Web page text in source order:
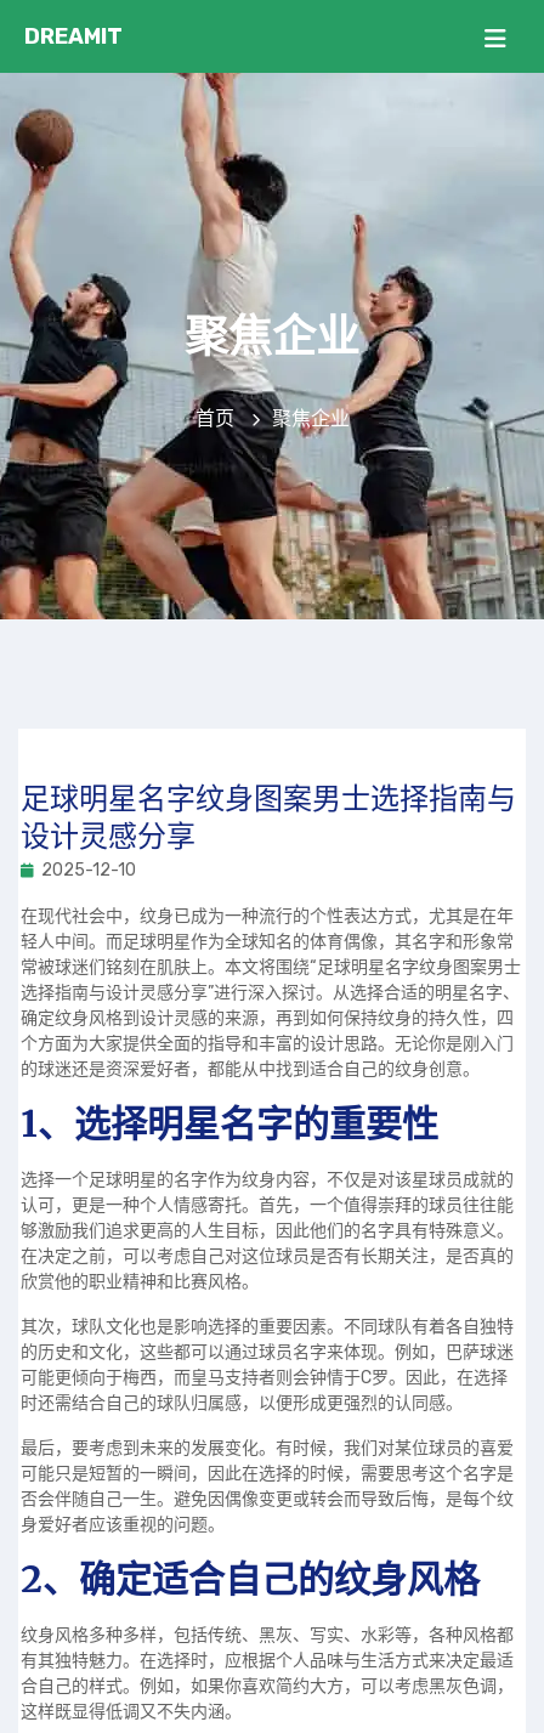
聚焦企业
首页 聚焦企业
足球明星名字纹身图案男士选择指南与
设计灵感分享
2025-12-10
在现代社会中，纹身已成为一种流行的个性表达方式，尤其是在年
轻人中间。而足球明星作为全球知名的体育偶像，其名字和形象常
常被球迷们铭刻在肌肤上。本文将围绕“足球明星名字纹身图案男士
选择指南与设计灵感分享”进行深入探讨。从选择合适的明星名字、
确定纹身风格到设计灵感的来源，再到如何保持纹身的持久性，四
个方面为大家提供全面的指导和丰富的设计思路。无论你是刚入门
的球迷还是资深爱好者，都能从中找到适合自己的纹身创意。
1、选择明星名字的重要性
选择一个足球明星的名字作为纹身内容，不仅是对该星球员成就的
认可，更是一种个人情感寄托。首先，一个值得崇拜的球员往往能
够激励我们追求更高的人生目标，因此他们的名字具有特殊意义。
在决定之前，可以考虑自己对这位球员是否有长期关注，是否真的
欣赏他的职业精神和比赛风格。
其次，球队文化也是影响选择的重要因素。不同球队有着各自独特
的历史和文化，这些都可以通过球员名字来体现。例如，巴萨球迷
可能更倾向于梅西，而皇马支持者则会钟情于C罗。因此，在选择
时还需结合自己的球队归属感，以便形成更强烈的认同感。
最后，要考虑到未来的发展变化。有时候，我们对某位球员的喜爱
可能只是短暂的一瞬间，因此在选择的时候，需要思考这个名字是
否会伴随自己一生。避免因偶像变更或转会而导致后悔，是每个纹
身爱好者应该重视的问题。
2、确定适合自己的纹身风格
纹身风格多种多样，包括传统、黑灰、写实、水彩等，各种风格都
有其独特魅力。在选择时，应根据个人品味与生活方式来决定最适
合自己的样式。例如，如果你喜欢简约大方，可以考虑黑灰色调，
这样既显得低调又不失内涵。